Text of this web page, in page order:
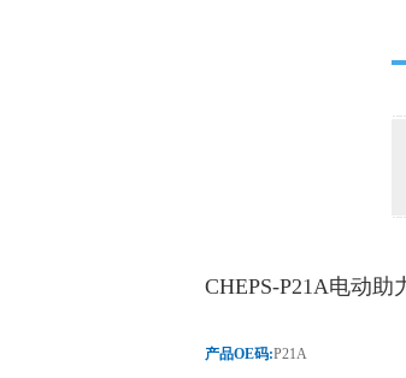
CHEPS-P21A电动助
产品OE码:P21A